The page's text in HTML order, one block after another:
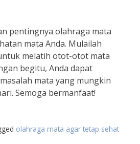
pentingnya olahraga mata
mata Anda. Mulailah
melatih otot-otot mata
begitu, Anda dapat
mata yang mungkin
Semoga bermanfaat!
olahraga mata agar tetap sehat